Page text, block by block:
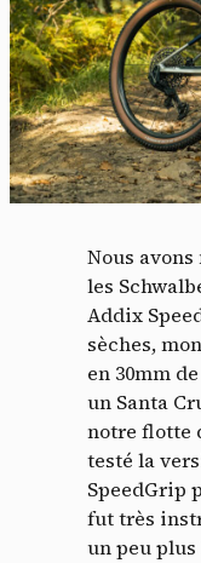
Nous
les
Addix
sèches,
en 30mm
un Santa
notre flotte
testé la
SpeedGrip
fut très
un peu